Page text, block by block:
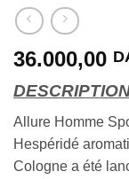
36.000,00
Allure Homme
Hespéridé
Cologne a été